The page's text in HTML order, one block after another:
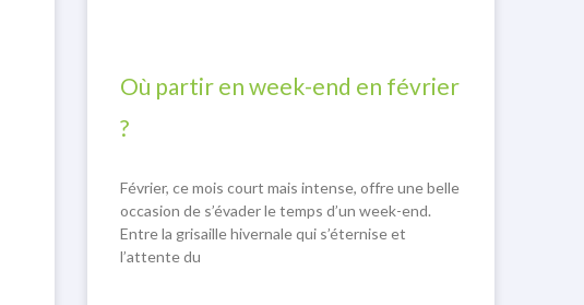
Où partir en week-end en février
?
Février, ce mois court mais intense, offre une belle
occasion de s’évader le temps d’un week-end.
Entre la grisaille hivernale qui s’éternise et
l’attente du